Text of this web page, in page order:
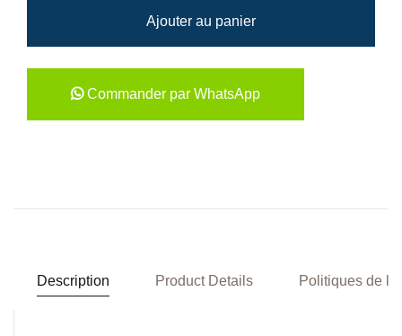
Ajouter au panier
Commander par WhatsApp
Description Product Details Politiques de la